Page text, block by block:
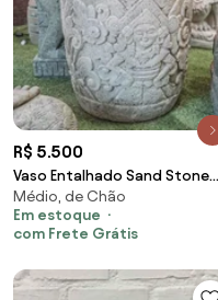
R$ 5.500
Vaso Entalhado Sand Stone
80cm | Bali
Médio, de Chão
Em estoque
com Frete Grátis